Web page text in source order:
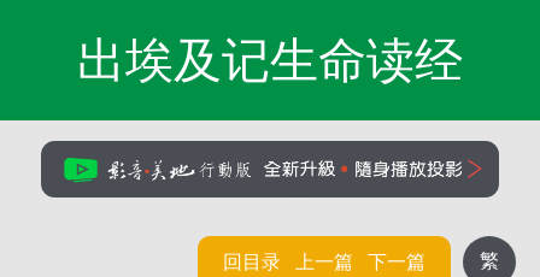
出埃及记生命读经
繁
回目录 上一篇 下一篇